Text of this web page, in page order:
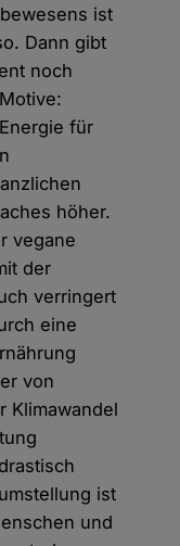
ist
Dann gibt
noch
für
höher.
vegane
der
verringert
eine
von
Klimawandel
ist
und